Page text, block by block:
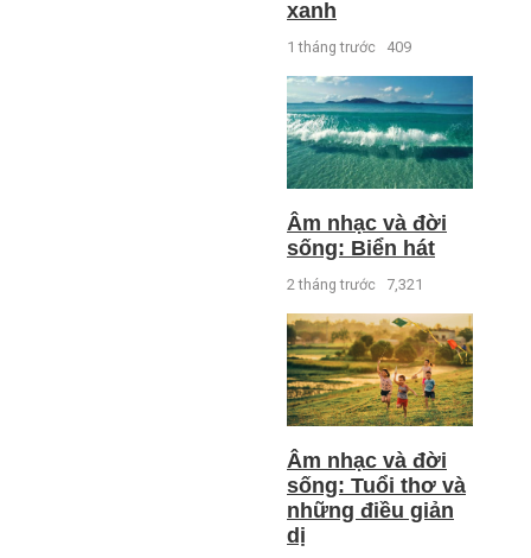
xanh
1 tháng trước 409
Âm nhạc và đời
sống: Biển hát
2 tháng trước 7,321
Âm nhạc và đời
sống: Tuổi thơ và
những điều giản
dị